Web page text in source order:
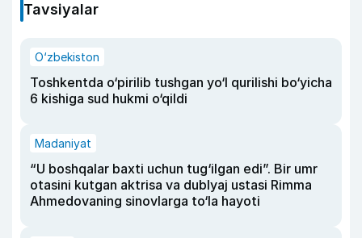
Tavsiyalar
O‘zbekiston
Toshkentda o‘pirilib tushgan yo‘l qurilishi bo‘yicha
6 kishiga sud hukmi o‘qildi
Madaniyat
“U boshqalar baxti uchun tug‘ilgan edi”. Bir umr
otasini kutgan aktrisa va dublyaj ustasi Rimma
Ahmedovaning sinovlarga to‘la hayoti